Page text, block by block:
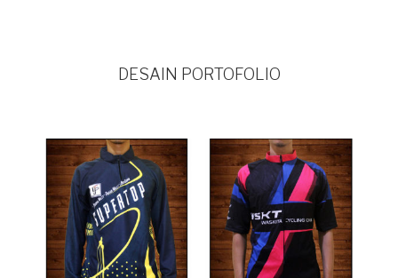
DESAIN PORTOFOLIO